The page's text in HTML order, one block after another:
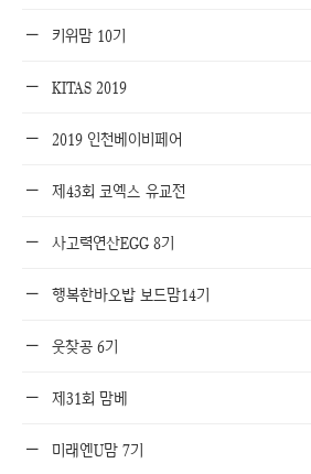
키위맘 10기
KITAS 2019
2019 인천베이비페어
제43회 코엑스 유교전
사고력연산EGG 8기
행복한바오밥 보드맘14기
웃찾공 6기
제31회 맘베
미래엔U맘 7기